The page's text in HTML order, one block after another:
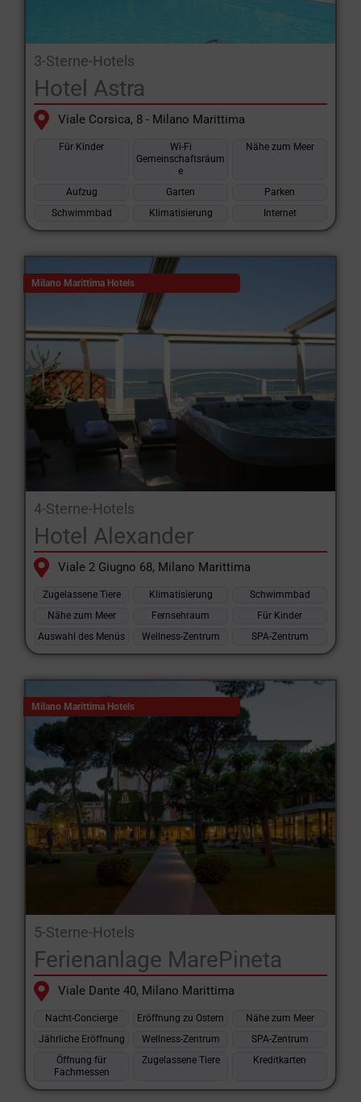
3-Sterne-Hotels
Hotel Astra
Viale Corsica, 8 - Milano Marittima
Für Kinder
Wi-Fi
Gemeinschaftsräum
e
Nähe zum Meer
Aufzug Garten
Parken
Schwimmbad
Klimatisierung Internet
Milano Marittima Hotels
4-Sterne-Hotels
Hotel Alexander
Viale 2 Giugno 68, Milano Marittima
Zugelassene Tiere Klimatisierung
Schwimmbad
Nähe zum Meer
Fernsehraum
Für Kinder
Auswahl des Menüs
Wellness-Zentrum SPA-Zentrum
Milano Marittima Hotels
5-Sterne-Hotels
Ferienanlage MarePineta
Viale Dante 40, Milano Marittima
Nacht-Concierge Eröffnung zu Ostern
Nähe zum Meer
Jährliche Eröffnung
Wellness-Zentrum
SPA-Zentrum
Öffnung für
Fachmessen
Zugelassene Tiere Kreditkarten